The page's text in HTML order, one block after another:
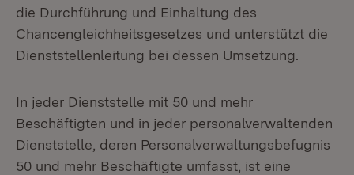
die Durchführung und Einhaltung des
Chancengleichheitsgesetzes und unterstützt die
Dienststellenleitung bei dessen Umsetzung.
In jeder Dienststelle mit 50 und mehr
Beschäftigten und in jeder personalverwaltenden
Dienststelle, deren Personalverwaltungsbefugnis
50 und mehr Beschäftigte umfasst, ist eine